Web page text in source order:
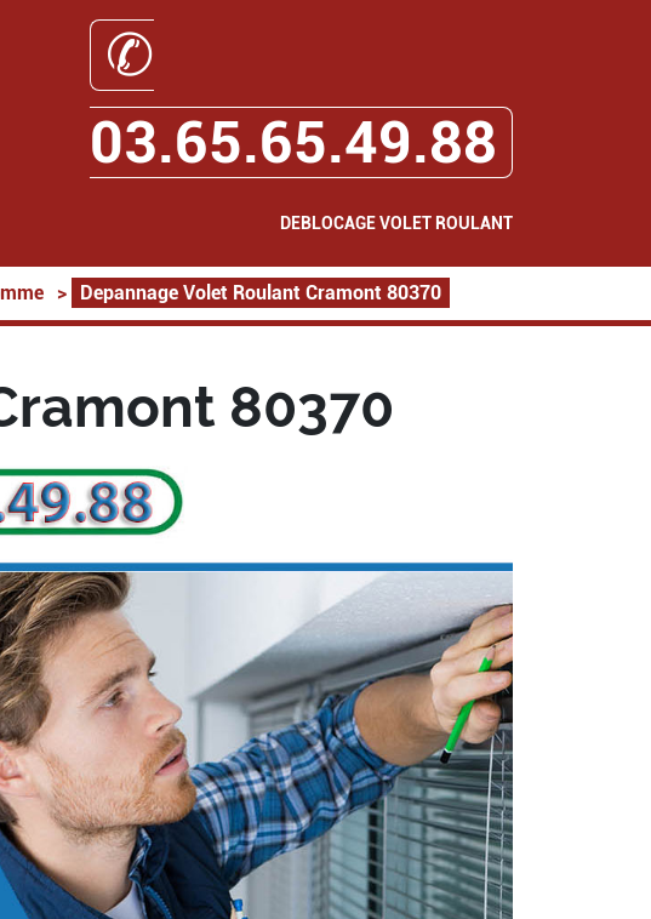
✆
03.65.65.49.88
DEBLOCAGE VOLET ROULANT
> Depannage Volet Roulant Cramont 80370
80370